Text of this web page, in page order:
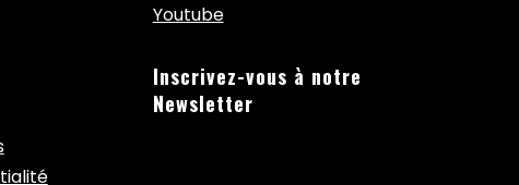
Youtube
Inscrivez-vous à notre
Newsletter